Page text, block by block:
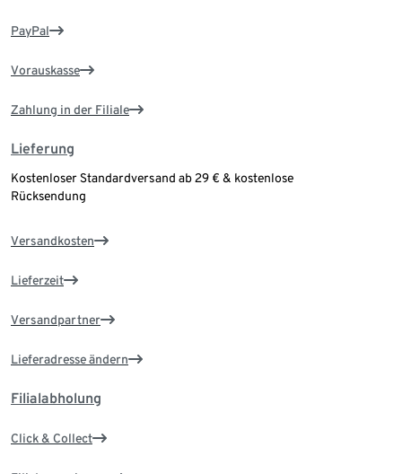
PayPal
Vorauskasse
Zahlung in der Filiale
Lieferung
Kostenloser Standardversand ab 29 € & kostenlose
Rücksendung
Versandkosten
Lieferzeit
Versandpartner
Lieferadresse ändern
Filialabholung
Click & Collect